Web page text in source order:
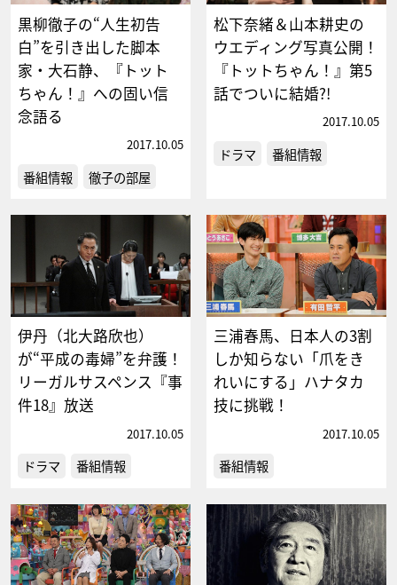
黒柳徹子の“人生初告
白”を引き出した脚本
家・大石静、『トット
ちゃん！』への固い信
念語る
2017.10.05
番組情報 徹子の部屋
松下奈緒＆山本耕史の
ウエディング写真公開！
『トットちゃん！』第5
話でついに結婚?!
2017.10.05
ドラマ 番組情報
伊丹（北大路欣也）
が“平成の毒婦”を弁護！
リーガルサスペンス『事
件18』放送
2017.10.05
ドラマ 番組情報
三浦春馬、日本人の3割
しか知らない「爪をき
れいにする」ハナタカ
技に挑戦！
2017.10.05
番組情報